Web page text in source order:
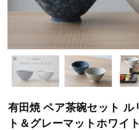
有田焼 ペア茶碗セット ル
ト＆グレーマットホワイ